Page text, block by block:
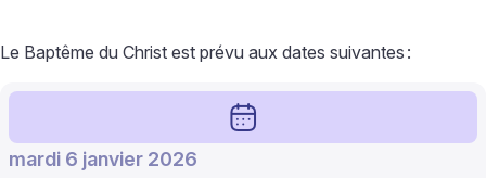
Le Baptême du Christ est prévu aux dates suivantes :
mardi 6 janvier 2026